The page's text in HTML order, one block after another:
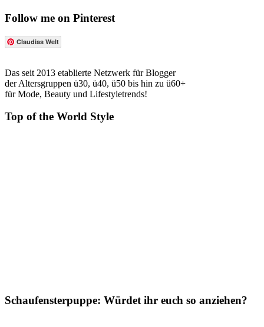
Follow me on Pinterest
Claudias Welt
Das seit 2013 etablierte Netzwerk für Blogger
der Altersgruppen ü30, ü40, ü50 bis hin zu ü60+
für Mode, Beauty und Lifestyletrends!
Top of the World Style
Schaufensterpuppe: Würdet ihr euch so anziehen?